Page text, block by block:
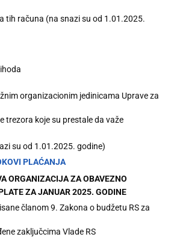
tih računa (na snazi su od 1.01.2025.
organizacionim jedinicama Uprave za
trezora koje su prestale da važe
su od 1.01.2025. godine)
PLAĆANJA
ORGANIZACIJA ZA OBAVEZNO
ZA JANUAR 2025. GODINE
članom 9. Zakona o budžetu RS za
zaključcima Vlade RS